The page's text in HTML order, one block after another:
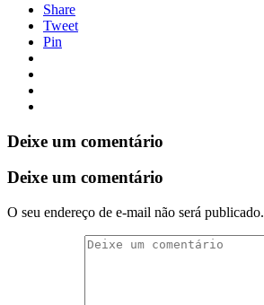
Share
Tweet
Pin
Deixe um comentário
Deixe um comentário
O seu endereço de e-mail não será publicado.